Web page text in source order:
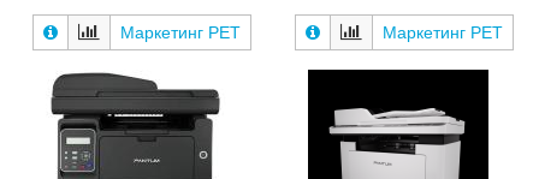
Маркетинг РЕТ Маркетинг РЕТ